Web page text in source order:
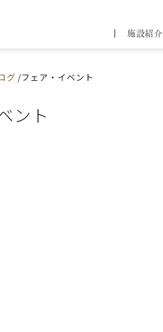
施設紹介
フェア
お問い合わせ
グ フェア・イベント
ント